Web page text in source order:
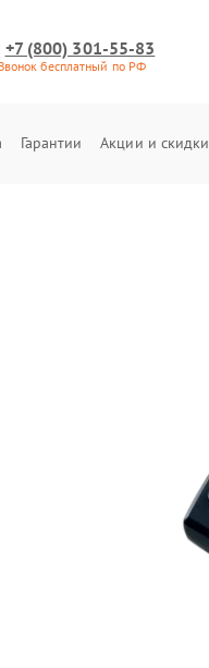
+7 (800) 301-55-83
бесплатный по РФ
Гарантии Акции и скидки